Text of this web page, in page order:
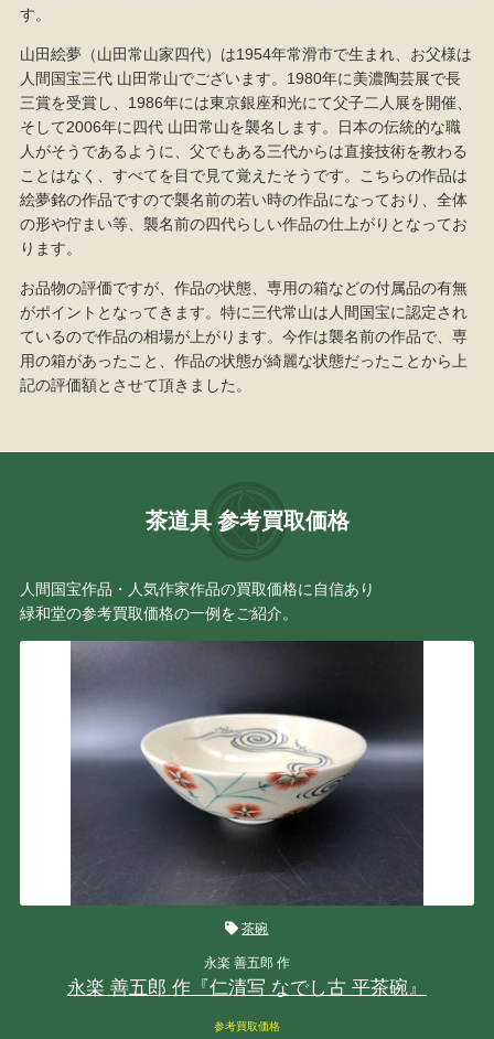
す。
山田絵夢（山田常山家四代）は1954年常滑市で生まれ、お父様は
人間国宝三代 山田常山でございます。1980年に美濃陶芸展で長
三賞を受賞し、1986年には東京銀座和光にて父子二人展を開催、
そして2006年に四代 山田常山を襲名します。日本の伝統的な職
人がそうであるように、父でもある三代からは直接技術を教わる
ことはなく、すべてを目で見て覚えたそうです。こちらの作品は
絵夢銘の作品ですので襲名前の若い時の作品になっており、全体
の形や佇まい等、襲名前の四代らしい作品の仕上がりとなってお
ります。
お品物の評価ですが、作品の状態、専用の箱などの付属品の有無
がポイントとなってきます。特に三代常山は人間国宝に認定され
ているので作品の相場が上がります。今作は襲名前の作品で、専
用の箱があったこと、作品の状態が綺麗な状態だったことから上
記の評価額とさせて頂きました。
茶道具 参考買取価格
人間国宝作品・人気作家作品の買取価格に自信あり
緑和堂の参考買取価格の一例をご紹介。
茶碗
永楽 善五郎 作
永楽 善五郎 作『仁清写 なでし古 平茶碗』
参考買取価格